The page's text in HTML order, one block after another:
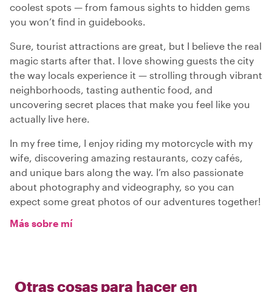
coolest spots — from famous sights to hidden gems
you won’t find in guidebooks.
Sure, tourist attractions are great, but I believe the real
magic starts after that. I love showing guests the city
the way locals experience it — strolling through vibrant
neighborhoods, tasting authentic food, and
uncovering secret places that make you feel like you
actually live here.
In my free time, I enjoy riding my motorcycle with my
wife, discovering amazing restaurants, cozy cafés,
and unique bars along the way. I’m also passionate
about photography and videography, so you can
expect some great photos of our adventures together!
Más sobre mí
Otras cosas para hacer en